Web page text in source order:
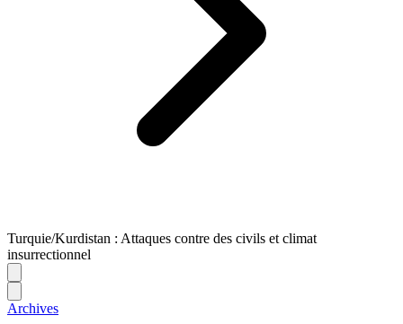
Turquie/Kurdistan : Attaques contre des civils et climat
insurrectionnel
Archives